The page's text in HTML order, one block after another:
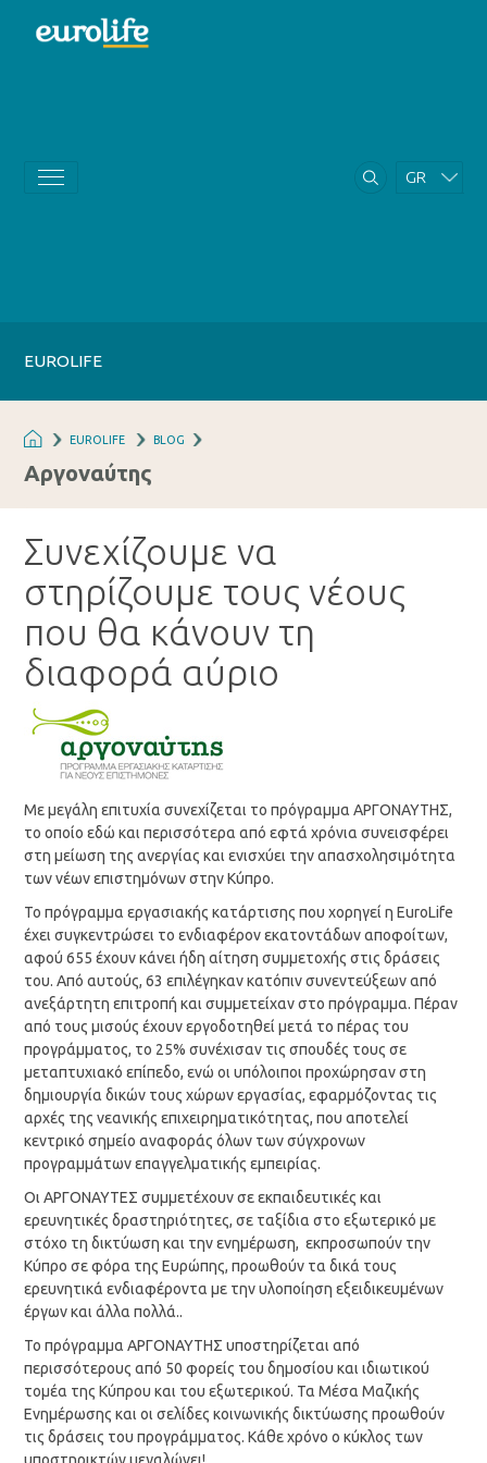
GR
EUROLIFE
EUROLIFE BLOG
Αργοναύτης
Συνεχίζουμε να
στηρίζουμε τους νέους
που θα κάνουν τη
διαφορά αύριο
Με μεγάλη επιτυχία συνεχίζεται το πρόγραμμα ΑΡΓΟΝΑΥΤΗΣ,
το οποίο εδώ και περισσότερα από εφτά χρόνια συνεισφέρει
στη μείωση της ανεργίας και ενισχύει την απασχολησιμότητα
των νέων επιστημόνων στην Κύπρο.
Το πρόγραμμα εργασιακής κατάρτισης που χορηγεί η EuroLife
έχει συγκεντρώσει το ενδιαφέρον εκατοντάδων αποφοίτων,
αφού 655 έχουν κάνει ήδη αίτηση συμμετοχής στις δράσεις
του. Από αυτούς, 63 επιλέγηκαν κατόπιν συνεντεύξεων από
ανεξάρτητη επιτροπή και συμμετείχαν στο πρόγραμμα. Πέραν
από τους μισούς έχουν εργοδοτηθεί μετά το πέρας του
προγράμματος, το 25% συνέχισαν τις σπουδές τους σε
μεταπτυχιακό επίπεδο, ενώ οι υπόλοιποι προχώρησαν στη
δημιουργία δικών τους χώρων εργασίας, εφαρμόζοντας τις
αρχές της νεανικής επιχειρηματικότητας, που αποτελεί
κεντρικό σημείο αναφοράς όλων των σύγχρονων
προγραμμάτων επαγγελματικής εμπειρίας.
Οι ΑΡΓΟΝΑΥΤΕΣ συμμετέχουν σε εκπαιδευτικές και
ερευνητικές δραστηριότητες, σε ταξίδια στο εξωτερικό με
στόχο τη δικτύωση και την ενημέρωση, εκπροσωπούν την
Κύπρο σε φόρα της Ευρώπης, προωθούν τα δικά τους
ερευνητικά ενδιαφέροντα με την υλοποίηση εξειδικευμένων
έργων και άλλα πολλά..
Το πρόγραμμα ΑΡΓΟΝΑΥΤΗΣ υποστηρίζεται από
περισσότερους από 50 φορείς του δημοσίου και ιδιωτικού
τομέα της Κύπρου και του εξωτερικού. Τα Μέσα Μαζικής
Ενημέρωσης και οι σελίδες κοινωνικής δικτύωσης προωθούν
τις δράσεις του προγράμματος. Κάθε χρόνο ο κύκλος των
υποστηρικτών μεγαλώνει!